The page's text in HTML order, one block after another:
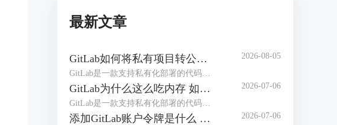
最新文章
GitLab如何将私有项目转公开项目 GitLab如何将项目移到组中
GitLab是一款支持私有化部署的代码管理和协作平台，在实际工作中，创建项目仓库可能设置成了私有仓库，后期可能需要将其转为公共项目。或者随着项目团队扩张、部门调整，导致项目仓库杂乱，可以按照开发团队创建【组】，方便统一管理。下面本文将为大家介绍GitLab如何将私有项目转公开项目，GitLab如何将项目移到组中的相关内容。
2026-08-05
GitLab为什么这么吃内存 如何解决GitLab内存占用过大的问题
GitLab是一款支持私有化部署的代码托管平台，在日常使用时，可能会遇到GitLab的服务器内存占用率高，导致团队成员在提交代码、执行CI/CD构建时，GitLab页面加载卡顿、响应超时，在提交代码的高峰期、严重影响提交效率，甚至可能导致无法正常拉取、提交代码。本文将为大家介绍GitLab为什么这么吃内存，如何解决GitLab内存占用过大的问题的相关内容。
2026-07-06
添加GitLab账户令牌是什么 GitLab如何设置令牌 2026-07-06